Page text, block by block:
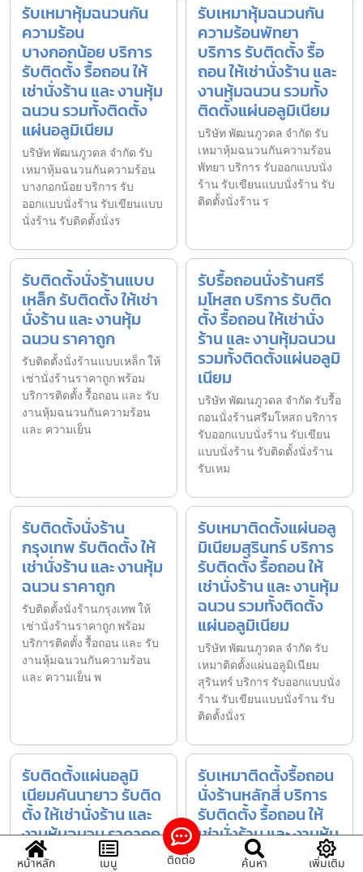
รับเหมาหุ้มฉนวนกัน
ความร้อน
บางกอกน้อย บริการ
รับติดตั้ง รื้อถอน ให้
เช่านั่งร้าน และ งานหุ้ม
ฉนวน รวมทั้งติดตั้ง
แผ่นอลูมิเนียม
บริษัท พัฒนภูวดล จำกัด รับ
เหมาหุ้มฉนวนกันความร้อน
บางกอกน้อย บริการ รับ
ออกแบบนั่งร้าน รับเขียนแบบ
นั่งร้าน รับติดตั้งนั่งร
รับเหมาหุ้มฉนวนกัน
ความร้อนพัทยา
บริการ รับติดตั้ง รื้อ
ถอน ให้เช่านั่งร้าน และ
งานหุ้มฉนวน รวมทั้ง
ติดตั้งแผ่นอลูมิเนียม
บริษัท พัฒนภูวดล จำกัด รับ
เหมาหุ้มฉนวนกันความร้อน
พัทยา บริการ รับออกแบบนั่ง
ร้าน รับเขียนแบบนั่งร้าน รับ
ติดตั้งนั่งร้าน ร
รับติดตั้งนั่งร้านแบบ
เหล็ก รับติดตั้ง ให้เช่า
นั่งร้าน และ งานหุ้ม
ฉนวน ราคาถูก
รับติดตั้งนั่งร้านแบบเหล็ก ให้
เช่านั่งร้านราคาถูก พร้อม
บริการติดตั้ง รื้อถอน และ รับ
งานหุ้มฉนวนกันความร้อน
และ ความเย็น
รับรื้อถอนนั่งร้านศรี
มโหสถ บริการ รับติด
ตั้ง รื้อถอน ให้เช่านั่ง
ร้าน และ งานหุ้มฉนวน
รวมทั้งติดตั้งแผ่นอลูมิ
เนียม
บริษัท พัฒนภูวดล จำกัด รับรื้อ
ถอนนั่งร้านศรีมโหสถ บริการ
รับออกแบบนั่งร้าน รับเขียน
แบบนั่งร้าน รับติดตั้งนั่งร้าน
รับเหม
รับติดตั้งนั่งร้าน
กรุงเทพ รับติดตั้ง ให้
เช่านั่งร้าน และ งานหุ้ม
ฉนวน ราคาถูก
รับติดตั้งนั่งร้านกรุงเทพ ให้
เช่านั่งร้านราคาถูก พร้อม
บริการติดตั้ง รื้อถอน และ รับ
งานหุ้มฉนวนกันความร้อน
และ ความเย็น พ
รับเหมาติดตั้งแผ่นอลู
มิเนียมสุรินทร์ บริการ
รับติดตั้ง รื้อถอน ให้
เช่านั่งร้าน และ งานหุ้ม
ฉนวน รวมทั้งติดตั้ง
แผ่นอลูมิเนียม
บริษัท พัฒนภูวดล จำกัด รับ
เหมาติดตั้งแผ่นอลูมิเนียม
สุรินทร์ บริการ รับออกแบบนั่ง
ร้าน รับเขียนแบบนั่งร้าน รับ
ติดตั้งนั่งร
รับติดตั้งแผ่นอลูมิ
เนียมคันนายาว รับติด
ตั้ง ให้เช่านั่งร้าน และ
งานหุ้มฉนวน ราคาถูก
รับติดตั้งแผ่นอลูมิเนียม
รับเหมาติดตั้งรื้อถอน
นั่งร้านหลักสี่ บริการ
รับติดตั้ง รื้อถอน ให้
เช่านั่งร้าน และ งานหุ้ม
ฉนวน รวมทั้งติดตั้ง
หน้าหลัก เมนู ติดต่อ ค้นหา เพิ่มเติม